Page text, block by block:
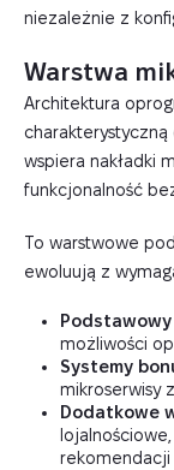
niezależnie z
Warstwa
Architektura
wspiera nakładki
funkcjonalność
To warstwowe
ewoluują z
możliwości
Systemy
mikroserwisy
Dodatkowe
rekomendacji